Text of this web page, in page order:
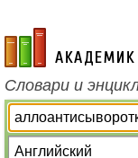
academic.ru
Словари и